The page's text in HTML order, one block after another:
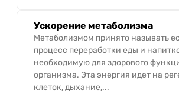
Ускорение метаболизма
Метаболизмом принято называть
процесс переработки еды и
необходимую для здорового
организма. Эта энергия идет на
клеток, дыхание,...